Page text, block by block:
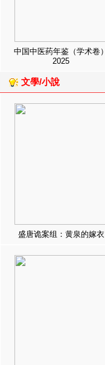
中国中医药年鉴（学术卷）
2025
文學/小說
盛唐诡案组：黄泉的嫁衣